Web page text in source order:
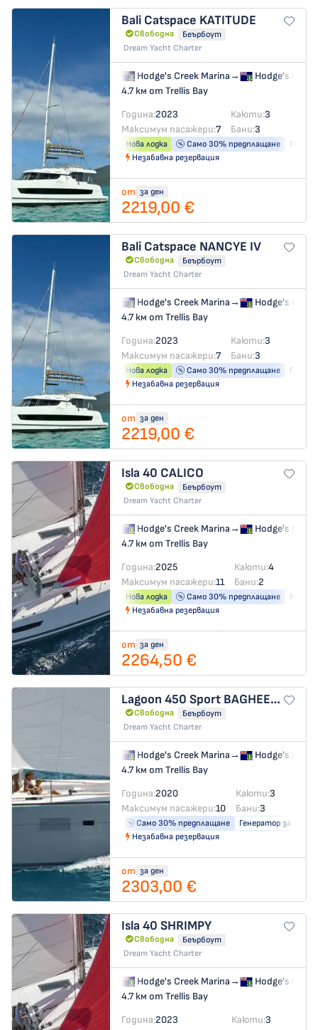
Bali Catspace KATITUDE
Свободна
Беърбоут
Dream Yacht Charter
Hodge's Creek Marina→
Hodge's
4.7 км от Trellis Bay
Година:2023 Каюти:3
Максимум пасажери:7 Бани:3
Нова лодка Само 30% предплащане
Незабавна резервация
от за ден
2219,00 €
Bali Catspace NANCYE IV
Свободна
Беърбоут
Dream Yacht Charter
Hodge's Creek Marina→
Hodge's
4.7 км от Trellis Bay
Година:2023 Каюти:3
Максимум пасажери:7 Бани:3
Нова лодка Само 30% предплащане
Незабавна резервация
от за ден
2219,00 €
Isla 40 CALICO
Свободна
Беърбоут
Dream Yacht Charter
Hodge's Creek Marina→
Hodge's
4.7 км от Trellis Bay
Година:2025 Каюти:4
Максимум пасажери:11 Бани:2
Нова лодка Само 30% предплащане
Незабавна резервация
от за ден
2264,50 €
Lagoon 450 Sport BAGHEERA
Свободна
Беърбоут
Dream Yacht Charter
Hodge's Creek Marina→
Hodge's
4.7 км от Trellis Bay
Година:2020 Каюти:3
Максимум пасажери:10 Бани:3
Само 30% предплащане
Генератор за ток
Незабавна резервация
от за ден
2303,00 €
Isla 40 SHRIMPY
Свободна
Беърбоут
Dream Yacht Charter
Hodge's Creek Marina→
Hodge's
4.7 км от Trellis Bay
Година:2023 Каюти:3